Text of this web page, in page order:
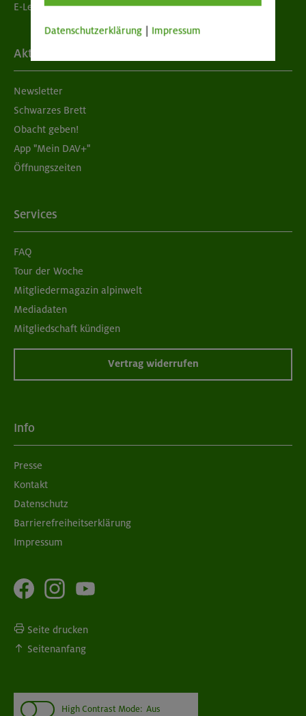
E-Learning
Aktuelles
Newsletter
Schwarzes Brett
Obacht geben!
App "Mein DAV+"
Öffnungszeiten
Services
FAQ
Tour der Woche
Mitgliedermagazin alpinwelt
Mediadaten
Mitgliedschaft kündigen
Vertrag widerrufen
Info
Presse
Kontakt
Datenschutz
Barrierefreiheitserklärung
Impressum
Seite drucken
Seitenanfang
High Contrast Mode: Aus
Datenschutzerklärung Impressum